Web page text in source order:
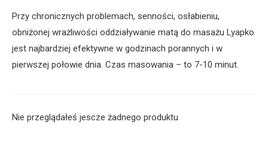
Przy chronicznych problemach, senności, osłabieniu,
obniżonej wrażliwości oddziaływanie matą do masażu Lyapko
jest najbardziej efektywne w godzinach porannych i w
pierwszej połowie dnia. Czas masowania – to 7-10 minut.
Nie przeglądałeś jescze żadnego produktu